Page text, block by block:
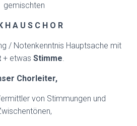
gemischten
H A U S C H O R
/ Notenkenntnis Hauptsache mit
+ etwas Stimme.
Chorleiter,
von Stimmungen und